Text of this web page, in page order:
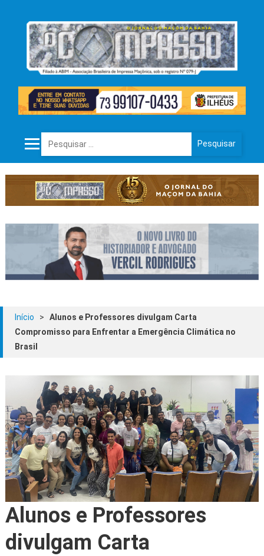
Pesquisar por:
Início >
Alunos e Professores divulgam Carta
Compromisso para Enfrentar a Emergência Climática no
Brasil
Alunos e Professores
divulgam Carta